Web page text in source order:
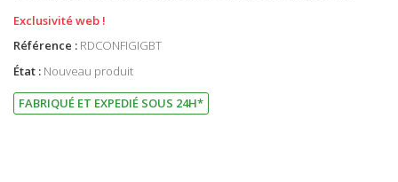
Exclusivité web !
Référence : RDCONFIGIGBT
État : Nouveau produit
FABRIQUÉ ET EXPEDIÉ SOUS 24H*